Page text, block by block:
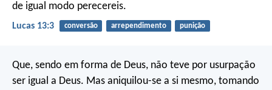
de igual modo perecereis.
Lucas 13:3 conversão arrependimento punição
Que, sendo em forma de Deus, não teve por usurpação
ser igual a Deus. Mas aniquilou-se a si mesmo, tomando